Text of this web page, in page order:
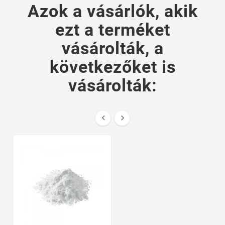
Azok a vásárlók, akik
ezt a terméket
vásárolták, a
következőket is
vásárolták:
 